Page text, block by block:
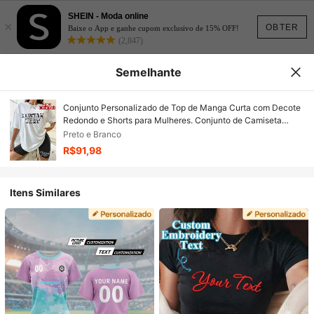
OBTER
×
SHEIN - Moda online
Baixe o App e ganhe cupom exclusivo de 15% OFF!
(2,847)
Semelhante
Conjunto Personalizado de Top de Manga Curta com Decote
Redondo e Shorts para Mulheres. Conjunto de Camiseta
Personalizada e Shorts Esportivos, Presente Perfeito para
Namorada, Também Adequado para Casais, Aniversário, Dia
dos Namorados, Dia das Mães, Aniversário e Férias de Verão
Preto e Branco
R$91,98
Itens Similares